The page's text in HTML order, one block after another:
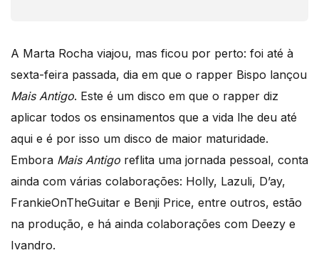
A Marta Rocha viajou, mas ficou por perto: foi até à
sexta-feira passada, dia em que o rapper Bispo lançou
Mais Antigo. Este é um disco em que o rapper diz
aplicar todos os ensinamentos que a vida lhe deu até
aqui e é por isso um disco de maior maturidade.
Embora Mais Antigo reflita uma jornada pessoal, conta
ainda com várias colaborações: Holly, Lazuli, D’ay,
FrankieOnTheGuitar e Benji Price, entre outros, estão
na produção, e há ainda colaborações com Deezy e
Ivandro.